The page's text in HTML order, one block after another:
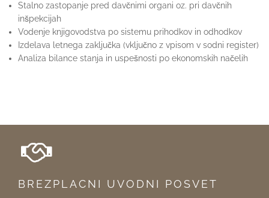
Stalno zastopanje pred davčnimi organi oz. pri davčnih
inšpekcijah
Vodenje knjigovodstva po sistemu prihodkov in odhodkov
Izdelava letnega zaključka (vključno z vpisom v sodni register)
Analiza bilance stanja in uspešnosti po ekonomskih načelih
BREZPLACNI UVODNI POSVET